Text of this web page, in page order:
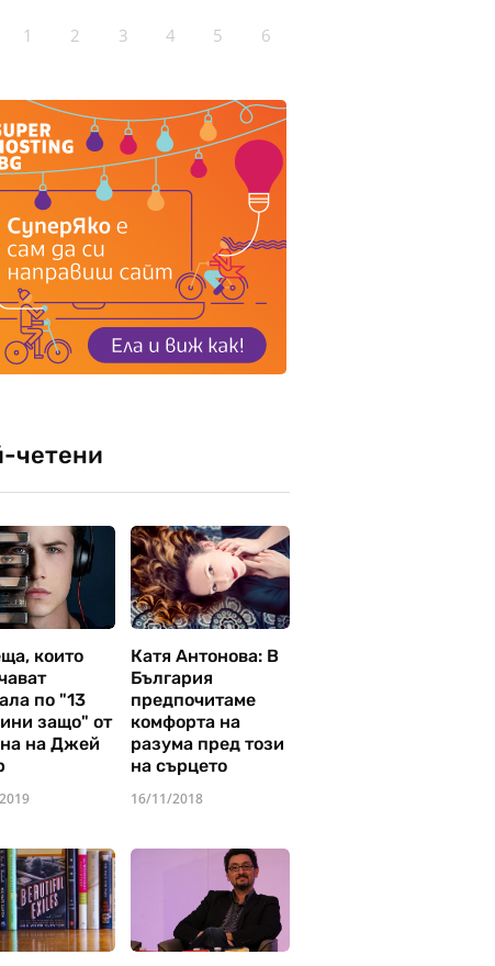
1 2 3 4 5 6
четени
които
по "13
защо" от
на Джей
Катя Антонова: В
България
предпочитаме
комфорта на
разума пред този
на сърцето
16/11/2018